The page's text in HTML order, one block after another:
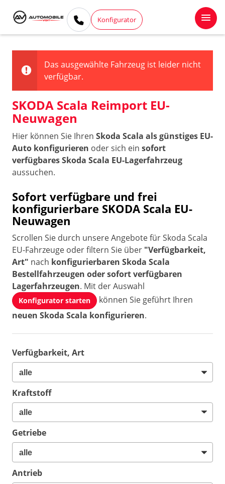
Konfigurator
Das ausgewählte Fahrzeug ist leider nicht
verfügbar.
SKODA Scala Reimport EU-
Neuwagen
Hier können Sie Ihren Skoda Scala als günstiges EU-
Auto konfigurieren oder sich ein sofort
verfügbares Skoda Scala EU-Lagerfahrzeug
aussuchen.
Sofort verfügbare und frei
konfigurierbare SKODA Scala EU-
Neuwagen
Scrollen Sie durch unsere Angebote für Skoda Scala
EU-Fahrzeuge oder filtern Sie über "Verfügbarkeit,
Art" nach konfigurierbaren Skoda Scala
Bestellfahrzeugen oder sofort verfügbaren
Lagerfahrzeugen. Mit der Auswahl
Konfigurator starten
können Sie geführt Ihren
neuen Skoda Scala konfigurieren.
Verfügbarkeit, Art
Kraftstoff
Getriebe
Antrieb